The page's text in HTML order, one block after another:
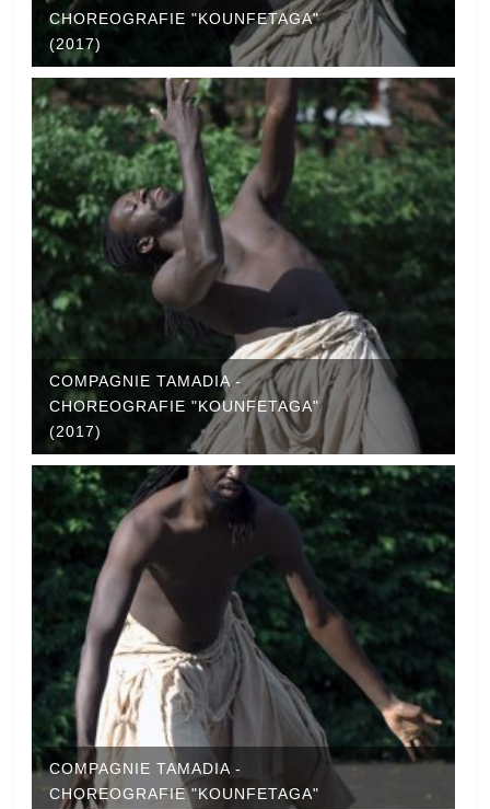
CHOREOGRAFIE "KOUNFETAGA"
(2017)
COMPAGNIE TAMADIA -
CHOREOGRAFIE "KOUNFETAGA"
(2017)
COMPAGNIE TAMADIA -
CHOREOGRAFIE "KOUNFETAGA"